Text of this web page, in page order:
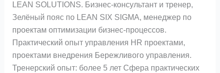
LEAN SOLUTIONS. Бизнес-консультант и тренер,
Зелёный пояс по LEAN SIX SIGMA, менеджер по
проектам оптимизации бизнес-процессов.
Практический опыт управления HR проектами,
проектами внедрения Бережливого управления.
Тренерский опыт: более 5 лет Сфера практических